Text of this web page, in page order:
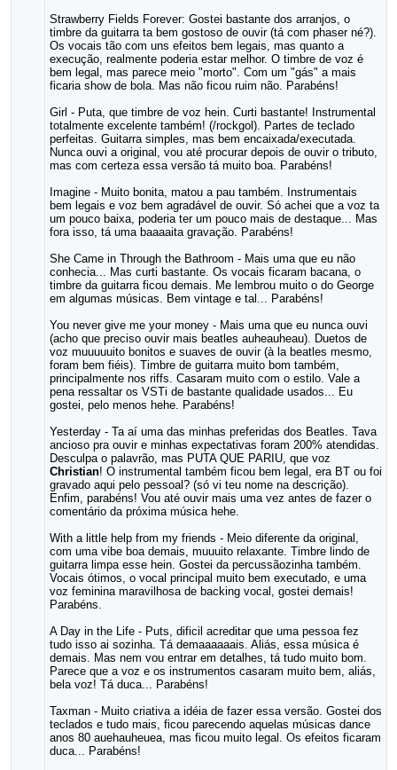
Strawberry Fields Forever: Gostei bastante dos arranjos, o
timbre da guitarra ta bem gostoso de ouvir (tá com phaser né?).
Os vocais tão com uns efeitos bem legais, mas quanto a
execução, realmente poderia estar melhor. O timbre de voz é
bem legal, mas parece meio "morto". Com um "gás" a mais
ficaria show de bola. Mas não ficou ruim não. Parabéns!
Girl - Puta, que timbre de voz hein. Curti bastante! Instrumental
totalmente excelente também! (/rockgol). Partes de teclado
perfeitas. Guitarra simples, mas bem encaixada/executada.
Nunca ouvi a original, vou até procurar depois de ouvir o tributo,
mas com certeza essa versão tá muito boa. Parabéns!
Imagine - Muito bonita, matou a pau também. Instrumentais
bem legais e voz bem agradável de ouvir. Só achei que a voz ta
um pouco baixa, poderia ter um pouco mais de destaque... Mas
fora isso, tá uma baaaaita gravação. Parabéns!
She Came in Through the Bathroom - Mais uma que eu não
conhecia... Mas curti bastante. Os vocais ficaram bacana, o
timbre da guitarra ficou demais. Me lembrou muito o do George
em algumas músicas. Bem vintage e tal... Parabéns!
You never give me your money - Mais uma que eu nunca ouvi
(acho que preciso ouvir mais beatles auheauheau). Duetos de
voz muuuuuito bonitos e suaves de ouvir (à la beatles mesmo,
foram bem fiéis). Timbre de guitarra muito bom também,
principalmente nos riffs. Casaram muito com o estilo. Vale a
pena ressaltar os VSTi de bastante qualidade usados... Eu
gostei, pelo menos hehe. Parabéns!
Yesterday - Ta aí uma das minhas preferidas dos Beatles. Tava
ancioso pra ouvir e minhas expectativas foram 200% atendidas.
Desculpa o palavrão, mas PUTA QUE PARIU, que voz
Christian! O instrumental também ficou bem legal, era BT ou foi
gravado aqui pelo pessoal? (só vi teu nome na descrição).
Enfim, parabéns! Vou até ouvir mais uma vez antes de fazer o
comentário da próxima música hehe.
With a little help from my friends - Meio diferente da original,
com uma vibe boa demais, muuuito relaxante. Timbre lindo de
guitarra limpa esse hein. Gostei da percussãozinha também.
Vocais ótimos, o vocal principal muito bem executado, e uma
voz feminina maravilhosa de backing vocal, gostei demais!
Parabéns.
A Day in the Life - Puts, dificil acreditar que uma pessoa fez
tudo isso ai sozinha. Tá demaaaaaais. Aliás, essa música é
demais. Mas nem vou entrar em detalhes, tá tudo muito bom.
Parece que a voz e os instrumentos casaram muito bem, aliás,
bela voz! Tá duca... Parabéns!
Taxman - Muito criativa a idéia de fazer essa versão. Gostei dos
teclados e tudo mais, ficou parecendo aquelas músicas dance
anos 80 auehauheuea, mas ficou muito legal. Os efeitos ficaram
duca... Parabéns!